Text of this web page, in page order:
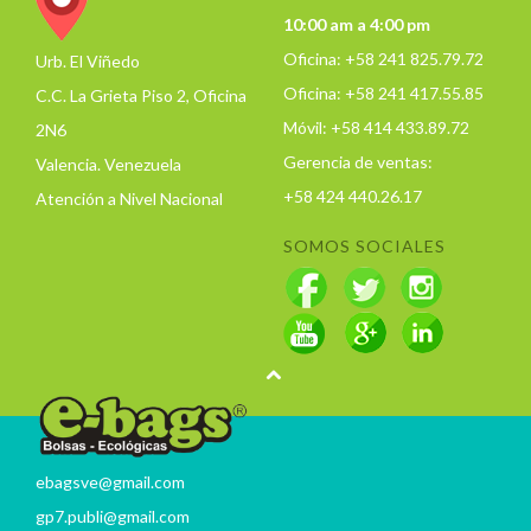
Urb. El Viñedo
C.C. La Grieta Piso 2, Oficina
2N6
Valencia. Venezuela
Atención a Nivel Nacional
10:00 am a 4:00 pm
Oficina: +58 241 825.79.72
Oficina: +58 241 417.55.85
Móvil: +58 414 433.89.72
Gerencia de ventas:
+58 424 440.26.17
SOMOS SOCIALES
ebagsve@gmail.com
gp7.publi@gmail.com